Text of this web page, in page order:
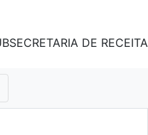
DE RECEITA